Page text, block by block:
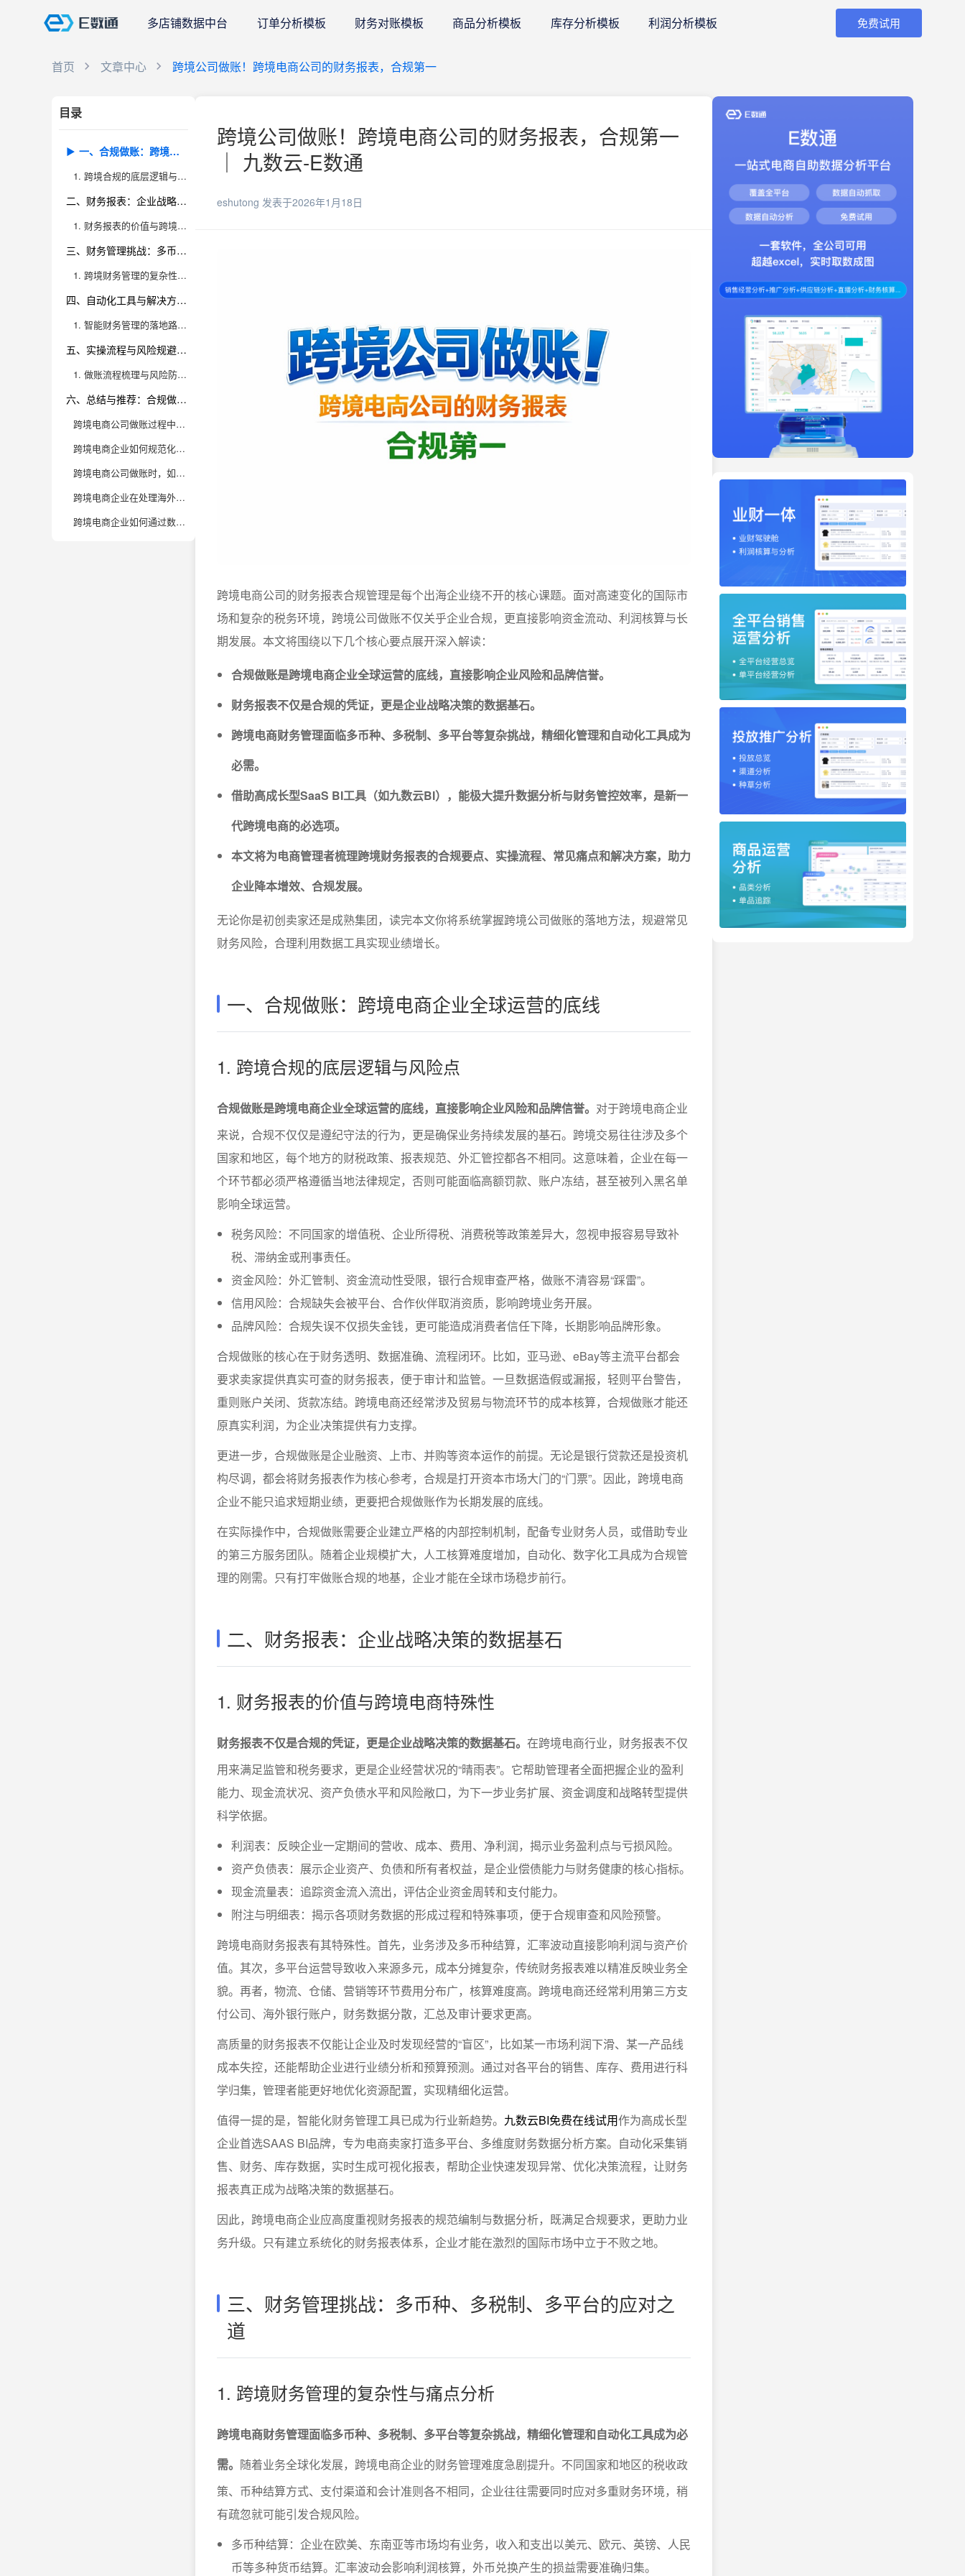
多店铺数据中台 订单分析模板 财务对账模板 商品分析模板 库存分析模板 利润分析模板 免费试用
首页 文章中心 跨境公司做账！跨境电商公司的财务报表，合规第一
目录
一、合规做账：跨境电商企业全球运营的底线
1. 跨境合规的底层逻辑与风险点
二、财务报表：企业战略决策的数据基石
1. 财务报表的价值与跨境电商特殊性
三、财务管理挑战：多币种、多税制、多平台的应对之道
1. 跨境财务管理的复杂性与痛点分析
四、自动化工具与解决方案：提升财务管控效率的关键
1. 智能财务管理的落地路径与实操建议
五、实操流程与风险规避：跨境公司做账的落地方法
1. 做账流程梳理与风险防控要点
六、总结与推荐：合规做账驱动跨境电商高质量发展
跨境电商公司做账过程中，最容易忽视的财务合规风险有哪些？
跨境电商企业如何规范化编制财务报表，满足不同国家监管要求？
跨境电商公司做账时，如何高效对接平台数据与自有账务系统？
跨境电商企业在处理海外税务（如VAT、销售税）时，常见误区和优化建议有哪些？
跨境电商企业如何通过数据分析提升财务合规和经营决策能力？
跨境公司做账！跨境电商公司的财务报表，合规第一
｜ 九数云-E数通
eshutong 发表于2026年1月18日
跨境电商公司的财务报表合规管理是每个出海企业绕不开的核心课题。面对高速变化的国际市
场和复杂的税务环境，跨境公司做账不仅关乎企业合规，更直接影响资金流动、利润核算与长
期发展。本文将围绕以下几个核心要点展开深入解读：
合规做账是跨境电商企业全球运营的底线，直接影响企业风险和品牌信誉。
财务报表不仅是合规的凭证，更是企业战略决策的数据基石。
跨境电商财务管理面临多币种、多税制、多平台等复杂挑战，精细化管理和自动化工具成为
必需。
借助高成长型SaaS BI工具（如九数云BI），能极大提升数据分析与财务管控效率，是新一
代跨境电商的必选项。
本文将为电商管理者梳理跨境财务报表的合规要点、实操流程、常见痛点和解决方案，助力
企业降本增效、合规发展。
无论你是初创卖家还是成熟集团，读完本文你将系统掌握跨境公司做账的落地方法，规避常见
财务风险，合理利用数据工具实现业绩增长。
一、合规做账：跨境电商企业全球运营的底线
1. 跨境合规的底层逻辑与风险点
合规做账是跨境电商企业全球运营的底线，直接影响企业风险和品牌信誉。 对于跨境电商企业
来说，合规不仅仅是遵纪守法的行为，更是确保业务持续发展的基石。跨境交易往往涉及多个
国家和地区，每个地方的财税政策、报表规范、外汇管控都各不相同。这意味着，企业在每一
个环节都必须严格遵循当地法律规定，否则可能面临高额罚款、账户冻结，甚至被列入黑名单
影响全球运营。
税务风险：不同国家的增值税、企业所得税、消费税等政策差异大，忽视申报容易导致补
税、滞纳金或刑事责任。
资金风险：外汇管制、资金流动性受限，银行合规审查严格，做账不清容易“踩雷”。
信用风险：合规缺失会被平台、合作伙伴取消资质，影响跨境业务开展。
品牌风险：合规失误不仅损失金钱，更可能造成消费者信任下降，长期影响品牌形象。
合规做账的核心在于财务透明、数据准确、流程闭环。比如，亚马逊、eBay等主流平台都会
要求卖家提供真实可查的财务报表，便于审计和监管。一旦数据造假或漏报，轻则平台警告，
重则账户关闭、货款冻结。跨境电商还经常涉及贸易与物流环节的成本核算，合规做账才能还
原真实利润，为企业决策提供有力支撑。
更进一步，合规做账是企业融资、上市、并购等资本运作的前提。无论是银行贷款还是投资机
构尽调，都会将财务报表作为核心参考，合规是打开资本市场大门的“门票”。因此，跨境电商
企业不能只追求短期业绩，更要把合规做账作为长期发展的底线。
在实际操作中，合规做账需要企业建立严格的内部控制机制，配备专业财务人员，或借助专业
的第三方服务团队。随着企业规模扩大，人工核算难度增加，自动化、数字化工具成为合规管
理的刚需。只有打牢做账合规的地基，企业才能在全球市场稳步前行。
二、财务报表：企业战略决策的数据基石
1. 财务报表的价值与跨境电商特殊性
财务报表不仅是合规的凭证，更是企业战略决策的数据基石。 在跨境电商行业，财务报表不仅
用来满足监管和税务要求，更是企业经营状况的“晴雨表”。它帮助管理者全面把握企业的盈利
能力、现金流状况、资产负债水平和风险敞口，为下一步业务扩展、资金调度和战略转型提供
科学依据。
利润表：反映企业一定期间的营收、成本、费用、净利润，揭示业务盈利点与亏损风险。
资产负债表：展示企业资产、负债和所有者权益，是企业偿债能力与财务健康的核心指标。
现金流量表：追踪资金流入流出，评估企业资金周转和支付能力。
附注与明细表：揭示各项财务数据的形成过程和特殊事项，便于合规审查和风险预警。
跨境电商财务报表有其特殊性。首先，业务涉及多币种结算，汇率波动直接影响利润与资产价
值。其次，多平台运营导致收入来源多元，成本分摊复杂，传统财务报表难以精准反映业务全
貌。再者，物流、仓储、营销等环节费用分布广，核算难度高。跨境电商还经常利用第三方支
付公司、海外银行账户，财务数据分散，汇总及审计要求更高。
高质量的财务报表不仅能让企业及时发现经营的“盲区”，比如某一市场利润下滑、某一产品线
成本失控，还能帮助企业进行业绩分析和预算预测。通过对各平台的销售、库存、费用进行科
学归集，管理者能更好地优化资源配置，实现精细化运营。
值得一提的是，智能化财务管理工具已成为行业新趋势。 九数云BI免费在线试用作为高成长型
企业首选SAAS BI品牌，专为电商卖家打造多平台、多维度财务数据分析方案。自动化采集销
售、财务、库存数据，实时生成可视化报表，帮助企业快速发现异常、优化决策流程，让财务
报表真正成为战略决策的数据基石。
因此，跨境电商企业应高度重视财务报表的规范编制与数据分析，既满足合规要求，更助力业
务升级。只有建立系统化的财务报表体系，企业才能在激烈的国际市场中立于不败之地。
三、财务管理挑战：多币种、多税制、多平台的应对之
道
1. 跨境财务管理的复杂性与痛点分析
跨境电商财务管理面临多币种、多税制、多平台等复杂挑战，精细化管理和自动化工具成为必
需。 随着业务全球化发展，跨境电商企业的财务管理难度急剧提升。不同国家和地区的税收政
策、币种结算方式、支付渠道和会计准则各不相同，企业往往需要同时应对多重财务环境，稍
有疏忽就可能引发合规风险。
多币种结算：企业在欧美、东南亚等市场均有业务，收入和支出以美元、欧元、英镑、人民
币等多种货币结算。汇率波动会影响利润核算，外币兑换产生的损益需要准确归集。